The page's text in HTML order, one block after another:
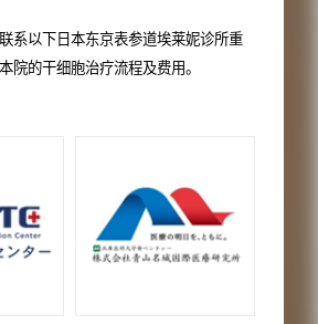
系以下日本东京表参道埃莱妮诊所重
院的干细胞治疗流程及费用。